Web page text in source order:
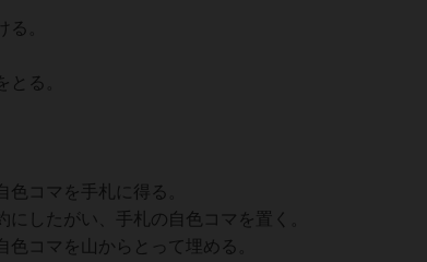
。
る。
コマを手札に得る。
したがい、手札の自色コマを置く。
コマを山からとって埋める。